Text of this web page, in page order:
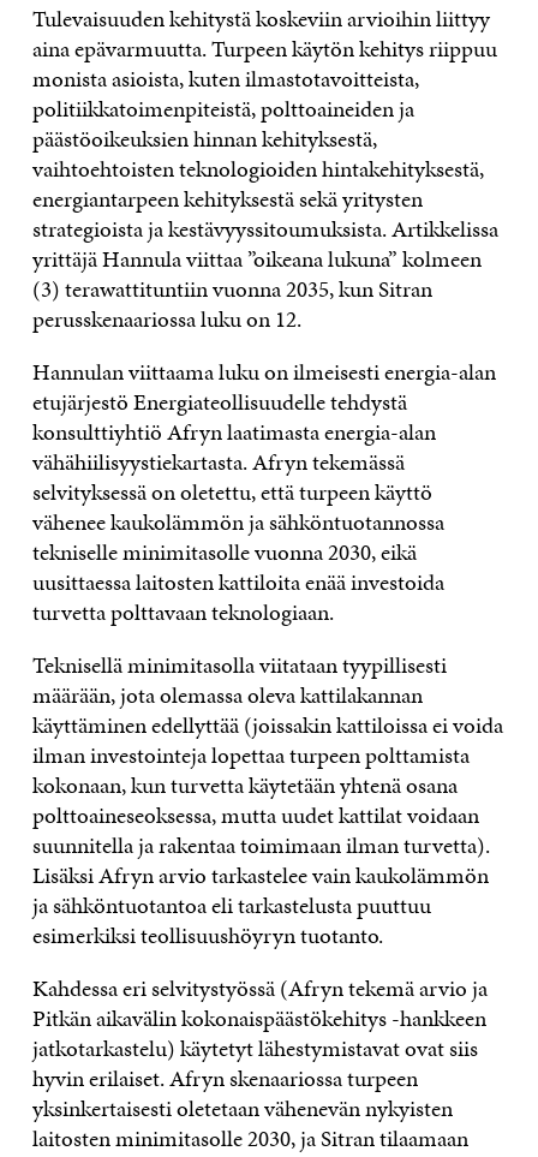
Tulevaisuuden kehitystä koskeviin arvioihin liittyy
aina epävarmuutta. Turpeen käytön kehitys riippuu
monista asioista, kuten ilmastotavoitteista,
politiikkatoimenpiteistä, polttoaineiden ja
päästöoikeuksien hinnan kehityksestä,
vaihtoehtoisten teknologioiden hintakehityksestä,
energiantarpeen kehityksestä sekä yritysten
strategioista ja kestävyyssitoumuksista. Artikkelissa
yrittäjä Hannula viittaa ”oikeana lukuna” kolmeen
(3) terawattituntiin vuonna 2035, kun Sitran
perusskenaariossa luku on 12.
Hannulan viittaama luku on ilmeisesti energia-alan
etujärjestö Energiateollisuudelle tehdystä
konsulttiyhtiö Afryn laatimasta energia-alan
vähähiilisyystiekartasta. Afryn tekemässä
selvityksessä on oletettu, että turpeen käyttö
vähenee kaukolämmön ja sähköntuotannossa
tekniselle minimitasolle vuonna 2030, eikä
uusittaessa laitosten kattiloita enää investoida
turvetta polttavaan teknologiaan.
Teknisellä minimitasolla viitataan tyypillisesti
määrään, jota olemassa oleva kattilakannan
käyttäminen edellyttää (joissakin kattiloissa ei voida
ilman investointeja lopettaa turpeen polttamista
kokonaan, kun turvetta käytetään yhtenä osana
polttoaineseoksessa, mutta uudet kattilat voidaan
suunnitella ja rakentaa toimimaan ilman turvetta).
Lisäksi Afryn arvio tarkastelee vain kaukolämmön
ja sähköntuotantoa eli tarkastelusta puuttuu
esimerkiksi teollisuushöyryn tuotanto.
Kahdessa eri selvitystyössä (Afryn tekemä arvio ja
Pitkän aikavälin kokonaispäästökehitys -hankkeen
jatkotarkastelu) käytetyt lähestymistavat ovat siis
hyvin erilaiset. Afryn skenaariossa turpeen
yksinkertaisesti oletetaan vähenevän nykyisten
laitosten minimitasolle 2030, ja Sitran tilaamaan